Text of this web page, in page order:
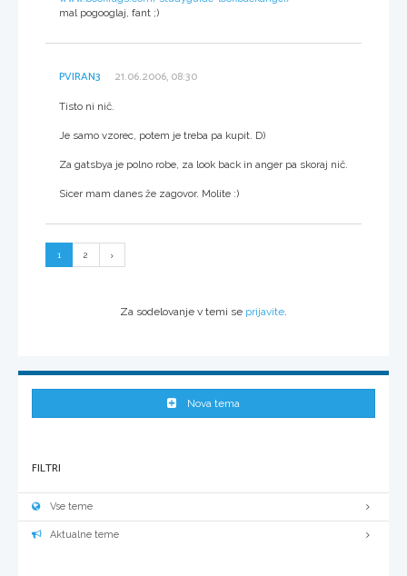
mal pogooglaj, fant ;)
PVIRAN3 21.06.2006, 08:30
Tisto ni nič.
Je samo vzorec, potem je treba pa kupit. D)
Za gatsbya je polno robe, za look back in anger pa skoraj nič.
Sicer mam danes že zagovor. Molite :)
1 2
Za sodelovanje v temi se prijavite
Nova tema
FILTRI
Vse teme
Aktualne teme